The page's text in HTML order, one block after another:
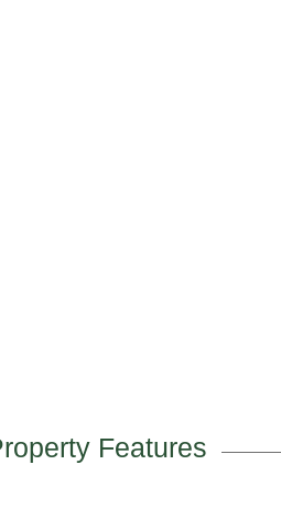
Features